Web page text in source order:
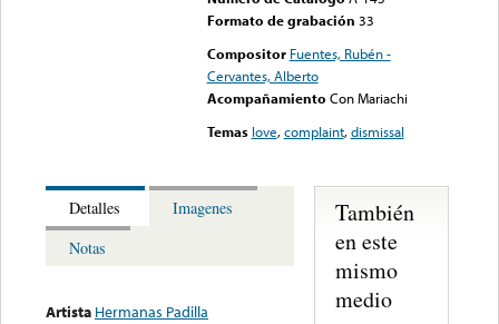
Formato de grabación 33
Compositor Fuentes, Rubén -
Cervantes, Alberto
Acompañamiento Con Mariachi
Temas love,complaint,dismissal
Detalles
Imagenes
Notas
Artista Hermanas Padilla
También
en este
mismo
medio